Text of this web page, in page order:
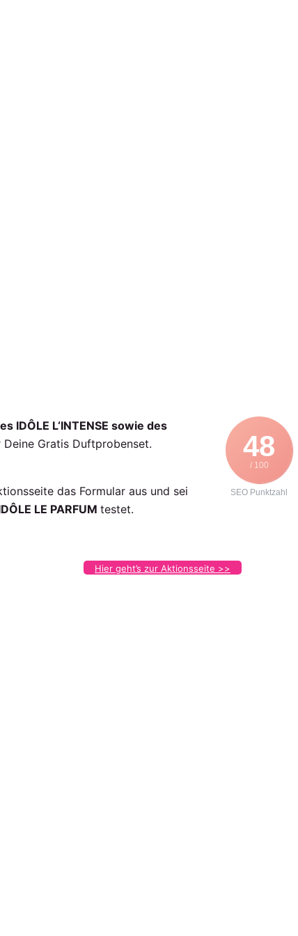
48
/ 100
SEO Punktzahl
IDÔLE L‘INTENSE sowie des
Gratis Duftprobenset.
das Formular aus und sei
LE PARFUM testet.
Hier geht’s zur Aktionsseite >>